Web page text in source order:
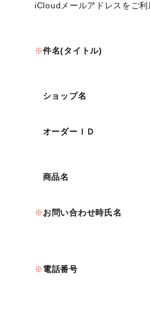
iCloudメールアドレスをご
件名(タイトル)
ショップ名
オーダーＩＤ
商品名
お問い合わせ時氏名
電話番号